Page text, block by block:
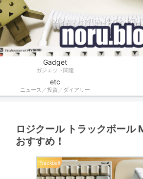
ガジェットやIT情報などを発信し
Gadget
ガジェット関連
etc
ニュース／投資／ダイアリー
ロジクール トラックボール
おすすめ！
Trackball